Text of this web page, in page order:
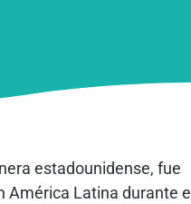
estadounidense, fue
Latina durante el